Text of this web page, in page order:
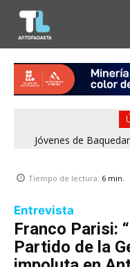
Jóvenes de
Tiempo de lectura: 6 min.
Entrevista
Franco Parisi:
Partido de la